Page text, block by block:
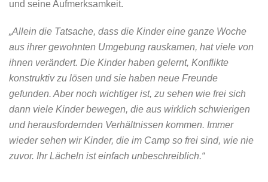
und seine Aufmerksamkeit.
„Allein die Tatsache, dass die Kinder eine ganze Woche
aus ihrer gewohnten Umgebung rauskamen, hat viele von
ihnen verändert. Die Kinder haben gelernt, Konflikte
konstruktiv zu lösen und sie haben neue Freunde
gefunden. Aber noch wichtiger ist, zu sehen wie frei sich
dann viele Kinder bewegen, die aus wirklich schwierigen
und herausfordernden Verhältnissen kommen. Immer
wieder sehen wir Kinder, die im Camp so frei sind, wie nie
zuvor. Ihr Lächeln ist einfach unbeschreiblich.“